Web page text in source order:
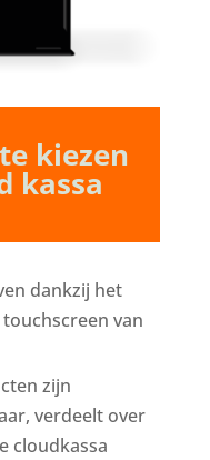
kiezen
kassa
dankzij het
van
zijn
verdeelt over
cloudkassa